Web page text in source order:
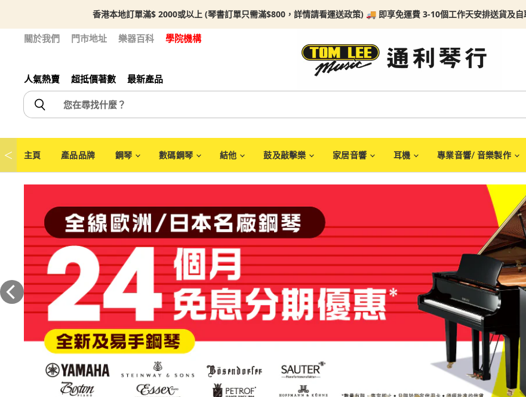
香港本地訂單滿$ 2000或以上 (琴書訂單只需滿$800，詳情請看運送政策) 🚚 即享免運費 3-10個工作天安排送貨及
關於我們 門市地址 樂器百科 學院機構
人氣熱賣 超抵價著數 最新產品
Tom Lee Music
＜ 主頁 產品品牌 鋼琴 數碼鋼琴 結他 鼓及敲擊樂 家居音響 耳機 專業音響/ 音樂製作